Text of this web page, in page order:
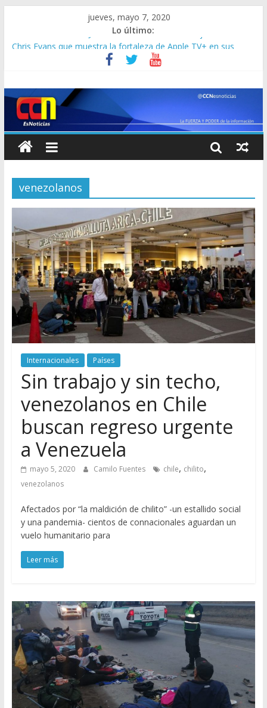
jueves, mayo 7, 2020
Lo último:
SERIE / ‘Defender a Jacob’: un absorbente thriller judicial con
Chris Evans que muestra la fortaleza de Apple TV+ en sus
¿afectará a la Tierra?
¿Qué más se sabe de los avispones asesinos que aparecieron
en Estados Unidos?
Contagios por Covid-19 empiezan a ralentizarse en Canadá
Japón aprueba el uso del antiviral remdesivir contra el
coronavirus
venezolanos
Internacionales Países
Sin trabajo y sin techo,
venezolanos en Chile
buscan regreso urgente
a Venezuela
mayo 5, 2020 Camilo Fuentes chile, chilito,
venezolanos
Afectados por “la maldición de chilito” -un estallido social
y una pandemia- cientos de connacionales aguardan un
vuelo humanitario para
Leer más